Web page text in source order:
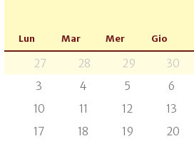
Lun Mar Mer Gio
27 28 29 30
3
4 5 6
10
11 12 13
17
18 19 20